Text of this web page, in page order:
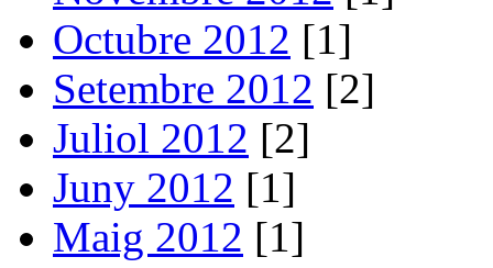
Octubre 2012 [1]
Setembre 2012 [2]
Juliol 2012 [2]
Juny 2012 [1]
Maig 2012 [1]